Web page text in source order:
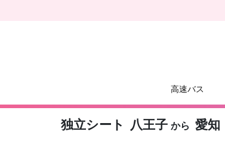
高速バス
独立シート 八王子 から 愛知